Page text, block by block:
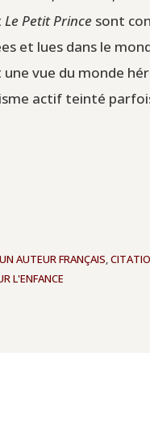
Le Petit Princesont
et lues dans le
vue du monde
actif teinté
AUTEUR FRANÇAIS,
L'ENFANCE